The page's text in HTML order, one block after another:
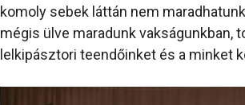
komoly sebek láttán nem
mégis ülve maradunk
lelkipásztori teendőinket és a minket